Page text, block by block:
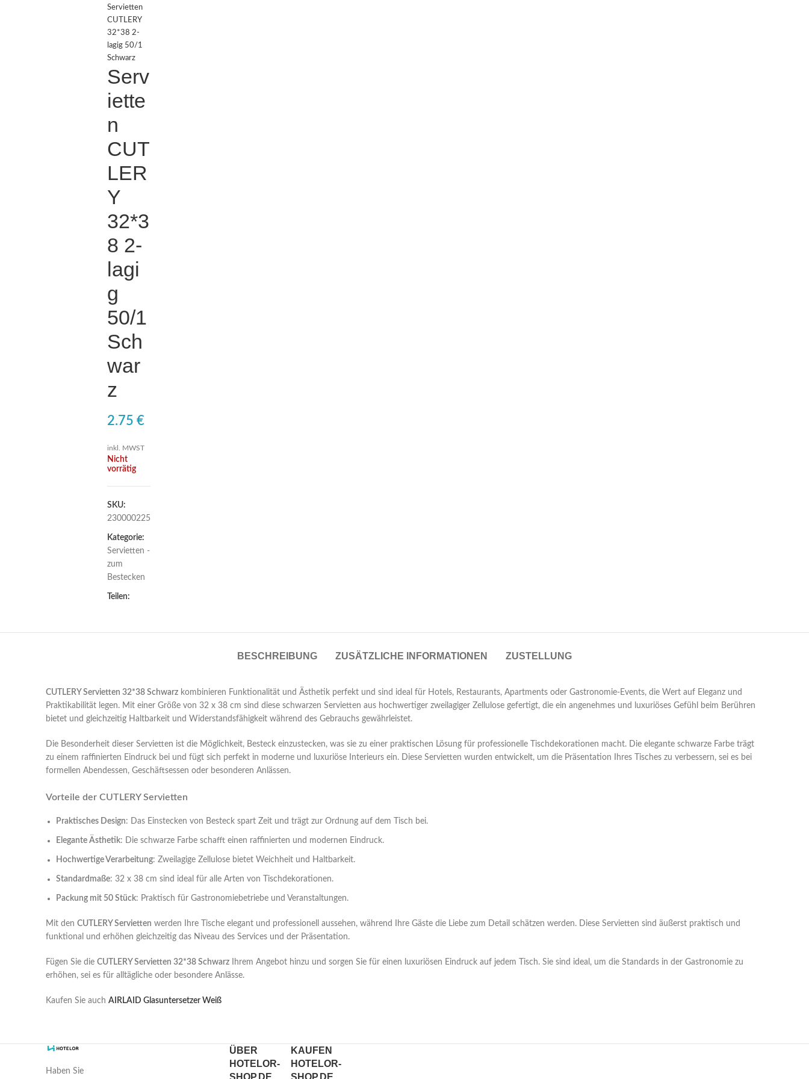
Servietten
CUTLERY
32*38 2-
lagig 50/1
Schwarz
Serv
iette
n
CUT
LER
Y
32*3
8 2-
lagi
g
50/1
Sch
war
z
€
inkl. MWST
Nicht
vorrätig
SKU:
230000225
Kategorie:
Servietten -
zum
Bestecken
Teilen:
BESCHREIBUNG ZUSÄTZLICHE INFORMATIONEN ZUSTELLUNG
CUTLERY Servietten 32*38 Schwarz kombinieren Funktionalität und Ästhetik perfekt und sind ideal für Hotels, Restaurants, Apartments oder Gastronomie-Events, die Wert auf Eleganz und
Praktikabilität legen. Mit einer Größe von 32 x 38 cm sind diese schwarzen Servietten aus hochwertiger zweilagiger Zellulose gefertigt, die ein angenehmes und luxuriöses Gefühl beim Berühren
bietet und gleichzeitig Haltbarkeit und Widerstandsfähigkeit während des Gebrauchs gewährleistet.
Die Besonderheit dieser Servietten ist die Möglichkeit, Besteck einzustecken, was sie zu einer praktischen Lösung für professionelle Tischdekorationen macht. Die elegante schwarze Farbe trägt
zu einem raffinierten Eindruck bei und fügt sich perfekt in moderne und luxuriöse Interieurs ein. Diese Servietten wurden entwickelt, um die Präsentation Ihres Tisches zu verbessern, sei es bei
formellen Abendessen, Geschäftsessen oder besonderen Anlässen.
Vorteile der CUTLERY Servietten
Praktisches Design: Das Einstecken von Besteck spart Zeit und trägt zur Ordnung auf dem Tisch bei.
Elegante Ästhetik: Die schwarze Farbe schafft einen raffinierten und modernen Eindruck.
Hochwertige Verarbeitung: Zweilagige Zellulose bietet Weichheit und Haltbarkeit.
Standardmaße: 32 x 38 cm sind ideal für alle Arten von Tischdekorationen.
Packung mit 50 Stück: Praktisch für Gastronomiebetriebe und Veranstaltungen.
Mit den CUTLERY Servietten werden Ihre Tische elegant und professionell aussehen, während Ihre Gäste die Liebe zum Detail schätzen werden. Diese Servietten sind äußerst praktisch und
funktional und erhöhen gleichzeitig das Niveau des Services und der Präsentation.
Fügen Sie die CUTLERY Servietten 32*38 Schwarz Ihrem Angebot hinzu und sorgen Sie für einen luxuriösen Eindruck auf jedem Tisch. Sie sind ideal, um die Standards in der Gastronomie zu
erhöhen, sei es für alltägliche oder besondere Anlässe.
Kaufen Sie auch AIRLAID Glasuntersetzer Weiß
Haben Sie
ÜBER
HOTELOR-
KAUFEN
HOTELOR-